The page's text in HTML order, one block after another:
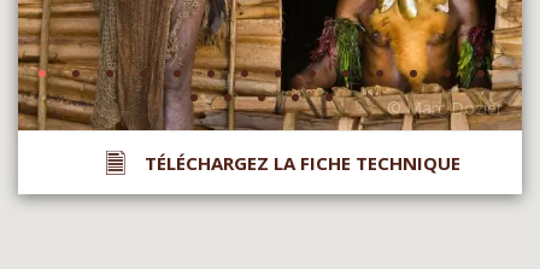
TÉLÉCHARGEZ LA FICHE TECHNIQUE